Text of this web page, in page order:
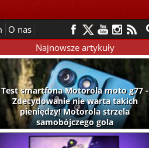
O nas
Najnowsze artykuły
Test smartfona Motorola moto g77 -
Zdecydowanie nie warta takich
pieniędzy! Motorola strzela
samobójczego gola